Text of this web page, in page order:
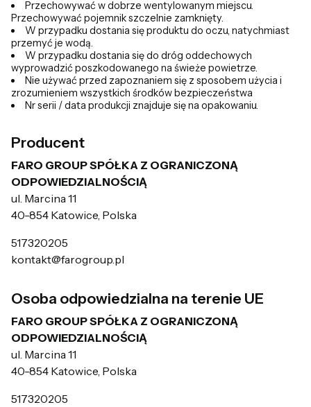
Przechowywać w dobrze wentylowanym miejscu.
Przechowywać pojemnik szczelnie zamknięty.
W przypadku dostania się produktu do oczu, natychmiast
przemyć je wodą.
W przypadku dostania się do dróg oddechowych
wyprowadzić poszkodowanego na świeże powietrze.
Nie używać przed zapoznaniem się z sposobem użycia i
zrozumieniem wszystkich środków bezpieczeństwa
Nr serii / data produkcji znajduje się na opakowaniu.
Producent
FARO GROUP SPÓŁKA Z OGRANICZONĄ
ODPOWIEDZIALNOŚCIĄ
ul. Marcina 11
40-854 Katowice, Polska
517320205
kontakt@farogroup.pl
Osoba odpowiedzialna na terenie UE
FARO GROUP SPÓŁKA Z OGRANICZONĄ
ODPOWIEDZIALNOŚCIĄ
ul. Marcina 11
40-854 Katowice, Polska
517320205